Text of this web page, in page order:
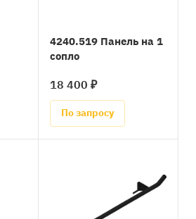
4240.519 Панель на 1
сопло
18 400 ₽
По запросу